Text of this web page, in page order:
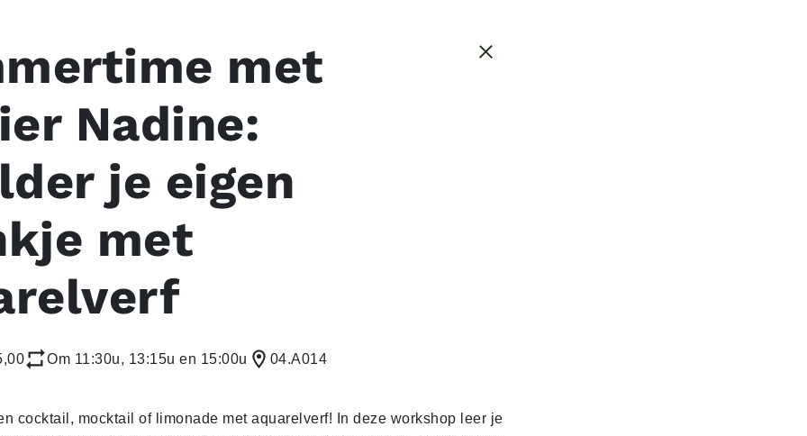
met
Nadine:
je eigen
met
Om 11:30u, 13:15u en 15:00u 04.A014
cocktail, mocktail of limonade met aquarelverf! In deze workshop leer je